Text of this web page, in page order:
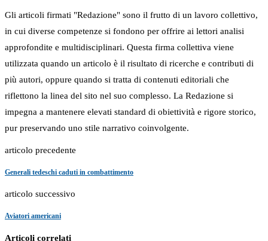
Gli articoli firmati "Redazione" sono il frutto di un lavoro collettivo,
in cui diverse competenze si fondono per offrire ai lettori analisi
approfondite e multidisciplinari. Questa firma collettiva viene
utilizzata quando un articolo è il risultato di ricerche e contributi di
più autori, oppure quando si tratta di contenuti editoriali che
riflettono la linea del sito nel suo complesso. La Redazione si
impegna a mantenere elevati standard di obiettività e rigore storico,
pur preservando uno stile narrativo coinvolgente.
articolo precedente
Generali tedeschi caduti in combattimento
articolo successivo
Aviatori americani
Articoli correlati